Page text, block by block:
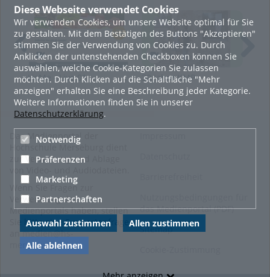
Diese Webseite verwendet Cookies
Wir verwenden Cookies, um unsere Website optimal für Sie
zu gestalten. Mit dem Bestätigen des Buttons "Akzeptieren"
stimmen Sie der Verwendung von Cookies zu. Durch
Anklicken der untenstehenden Checkboxen können Sie
auswählen, welche Cookie-Kategorien Sie zulassen
möchten. Durch Klicken auf die Schaltfläche "Mehr
anzeigen" erhalten Sie eine Beschreibung jeder Kategorie.
Weitere Informationen finden Sie in unserer
Datenschutzerklärung.
Notwendig
Präferenzen
Marketing
Partnerschaften
Auswahl zustimmen
Allen zustimmen
Alle ablehnen
In unserer aktuellen Podcastfolge spreche ich mit Sarah
Gaidecki und Katharina Hemming über unsere Angebote zu
Wissenstransfer und Studienorientierung in unserem
Fachbereich Wirtschafts- und Informationswissenschaften.
Wir geben einen tiefgreifenden Einblick in die Möglichkeiten
für Schulen und Interessierte, die (Studien-) Angebote der
Hochschule Merseburg kennenzulernen.
Wenn Sie erfahren wollen, warum Vertragsverhandlungen
scheitern und wie Sie dem ganz leicht vorbeugen können,
dann hören Sie doch gleich mal rein in unsere aktuelle
Podcastfolge.
Links
Angebote für Schulklassen
Angebote für Studieninteressierte
Wirtschafts- und Informationswissenschaften
HoMe - Live 01
30 Jahre KMP -
Museumsnacht in
Weißenfels 2015
Das Medienportal der
Hochschule Merseburg dient
zur Verwaltung und Ablage
Wenn Sie Fragen zur
Verwendung des
Medienportals haben, stellen
Sie bitte eine Supportanfrage
anmedien@hs-
merseburg.de.
das Medienportal (PDF)
Sitemap